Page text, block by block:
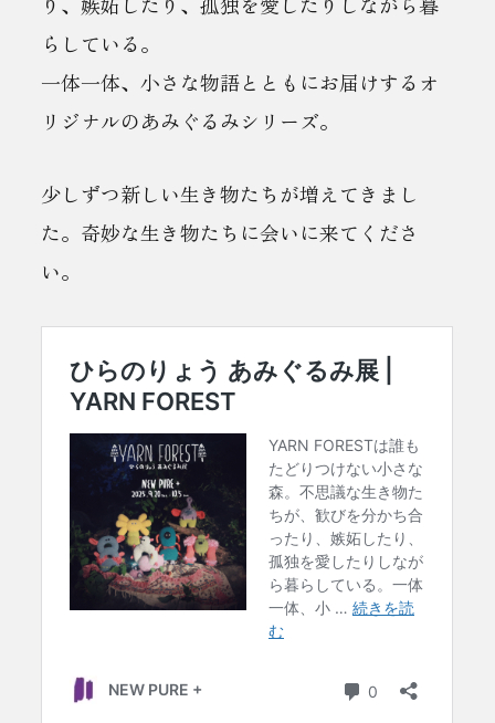
らしている。
一体一体、小さな物語とともにお届けするオ
リジナルのあみぐるみシリーズ。
少しずつ新しい生き物たちが増えてきまし
た。奇妙な生き物たちに会いに来てくださ
い。